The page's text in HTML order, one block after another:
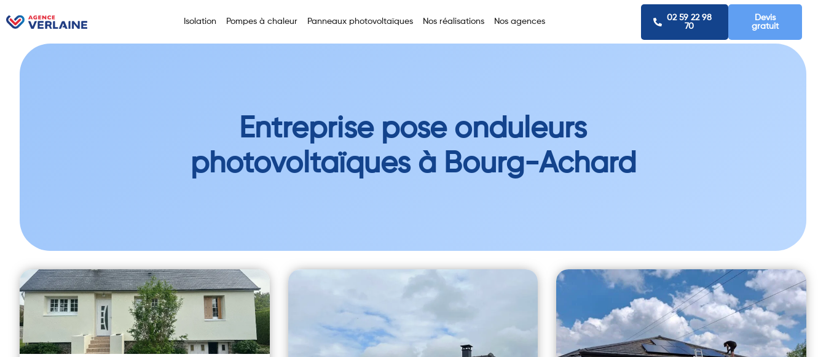
Isolation Pompes à chaleur Panneaux photovoltaïques Nos réalisations Nos agences
02 59 22 98
70
Devis
gratuit
Entreprise pose onduleurs
photovoltaïques à Bourg-Achard